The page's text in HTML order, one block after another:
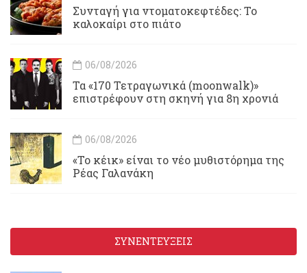
Συνταγή για ντοματοκεφτέδες: Το
καλοκαίρι στο πιάτο
06/08/2026
Τα «170 Τετραγωνικά (moonwalk)»
επιστρέφουν στη σκηνή για 8η χρονιά
06/08/2026
«Το κέικ» είναι το νέο μυθιστόρημα της
Ρέας Γαλανάκη
ΣΥΝΕΝΤΕΥΞΕΙΣ